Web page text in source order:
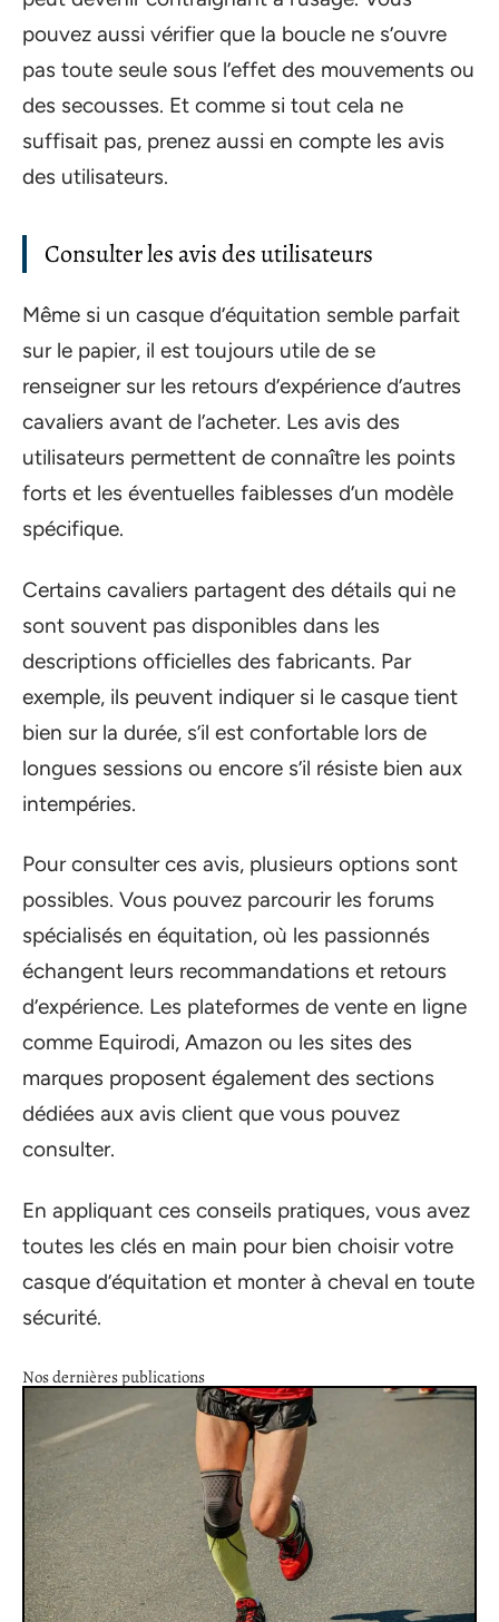
pouvez aussi vérifier que la boucle ne s’ouvre
pas toute seule sous l’effet des mouvements ou
des secousses. Et comme si tout cela ne
suffisait pas, prenez aussi en compte les avis
des utilisateurs.
Consulter les avis des utilisateurs
Même si un casque d’équitation semble parfait
sur le papier, il est toujours utile de se
renseigner sur les retours d’expérience d’autres
cavaliers avant de l’acheter. Les avis des
utilisateurs permettent de connaître les points
forts et les éventuelles faiblesses d’un modèle
spécifique.
Certains cavaliers partagent des détails qui ne
sont souvent pas disponibles dans les
descriptions officielles des fabricants. Par
exemple, ils peuvent indiquer si le casque tient
bien sur la durée, s’il est confortable lors de
longues sessions ou encore s’il résiste bien aux
intempéries.
Pour consulter ces avis, plusieurs options sont
possibles. Vous pouvez parcourir les forums
spécialisés en équitation, où les passionnés
échangent leurs recommandations et retours
d’expérience. Les plateformes de vente en ligne
comme Equirodi, Amazon ou les sites des
marques proposent également des sections
dédiées aux avis client que vous pouvez
consulter.
En appliquant ces conseils pratiques, vous avez
toutes les clés en main pour bien choisir votre
casque d’équitation et monter à cheval en toute
sécurité.
Nos dernières publications